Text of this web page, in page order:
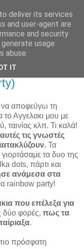
να αποφεύγω τη
το Αγγελακι μου με
κλπ. Τι καλά!
τις γνωστές
Τα
τα δυο της
dots, πάρτι και
ανάμεσα στα
rainbow party!
που επέλεξα για
δύο φορές, πως τα
.
πρόσφατη
deliver its services
and user-agent are
and security
usage
abuse.
IT